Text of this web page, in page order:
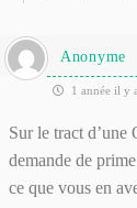
Anonyme
1 année il y a
Sur le tract d’une
demande de
ce que vous en